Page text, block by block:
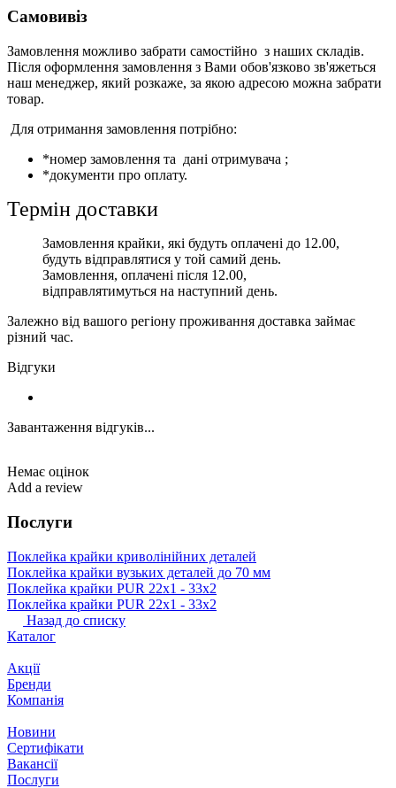
Самовивіз
Замовлення можливо забрати самостійно з наших складів.
Після оформлення замовлення з Вами обов'язково зв'яжеться
наш менеджер, який розкаже, за якою адресою можна забрати
товар.
Для отримання замовлення потрібно:
*номер замовлення та дані отримувача ;
*документи про оплату.
Термін доставки
Замовлення крайки, які будуть оплачені до 12.00,
будуть відправлятися у той самий день.
Замовлення, оплачені після 12.00,
відправлятимуться на наступний день.
Залежно від вашого регіону проживання доставка займає
різний час.
Відгуки
Завантаження відгуків...
Немає оцінок
Add a review
Послуги
Поклейка крайки криволінійних деталей
Поклейка крайки вузьких деталей до 70 мм
Поклейка крайки PUR 22х1 ‐ 33х2
Поклейка крайки PUR 22х1 ‐ 33х2
Назад до списку
Каталог
Акції
Бренди
Компанія
Новини
Сертифікати
Вакансії
Послуги